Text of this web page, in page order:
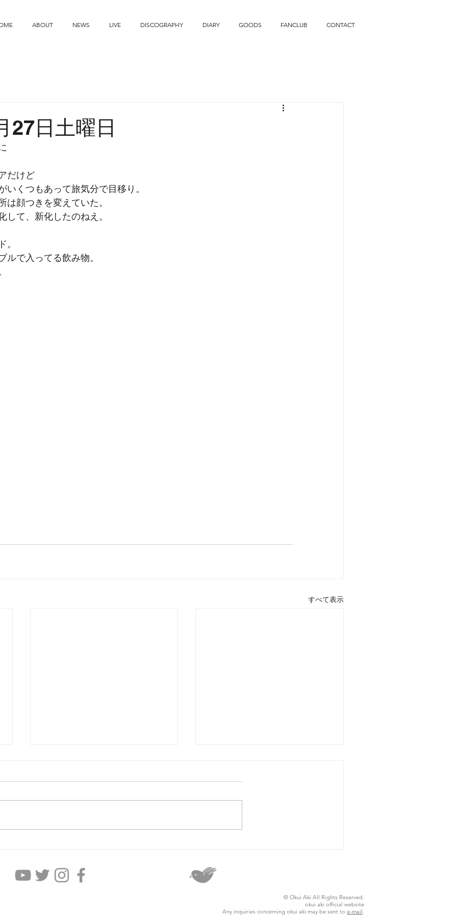
ABOUT NEWS LIVE DISCOGRAPHY DIARY GOODS FANCLUB CONTACT
27日土曜日
だけど
いくつもあって旅気分で目移り。
は顔つきを変えていた。
して、新化したのねえ。
ルで入ってる飲み物。
すべて表示
© Okui Aki All Rights Reserved.
okui aki official website
Any inquiries concerning okui aki may be sent to e-mail.